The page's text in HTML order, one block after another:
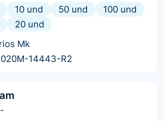
10 und 50 und
100 und
20 und
Mk
14443-R2
-